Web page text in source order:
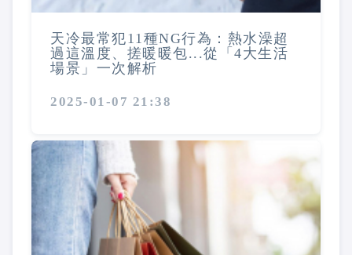
天冷最常犯11種NG行為：熱水澡超
過這溫度、搓暖暖包...從「4大生活
場景」一次解析
2025-01-07 21:38